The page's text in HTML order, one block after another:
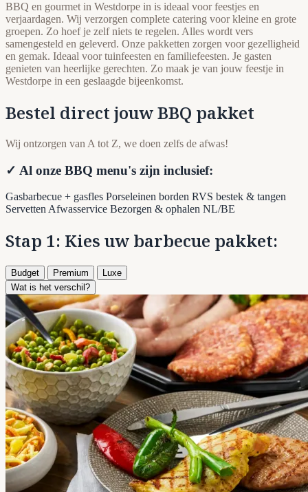
BBQ en gourmet in Westdorpe in is ideaal voor feestjes en
verjaardagen. Wij verzorgen complete catering voor kleine en grote
groepen. Zo hoef je zelf niets te regelen. Alles wordt vers
samengesteld en geleverd. Onze pakketten zorgen voor gezelligheid
en gemak. Ideaal voor tuinfeesten en familiefeesten. Je gasten
genieten van heerlijke gerechten. Zo maak je van jouw feestje in
Westdorpe in een geslaagde bijeenkomst.
Bestel direct jouw BBQ pakket
Wij ontzorgen van A tot Z, we doen zelfs de afwas!
✓ Al onze BBQ menu's zijn inclusief:
Gasbarbecue + gasfles Porseleinen borden RVS bestek & tangen
Servetten Afwasservice Bezorgen & ophalen NL/BE
Stap 1: Kies uw barbecue pakket:
Budget Premium
Luxe
Wat is het verschil?